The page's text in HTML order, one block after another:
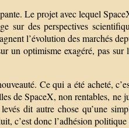
Le projet avec lequel
sur des perspectives
l’évolution des marchés
un optimisme exagéré, pas
Ce qui a été acheté,
de SpaceX, non rentables, ne
dit autre chose qu’une
c’est donc l’adhésion